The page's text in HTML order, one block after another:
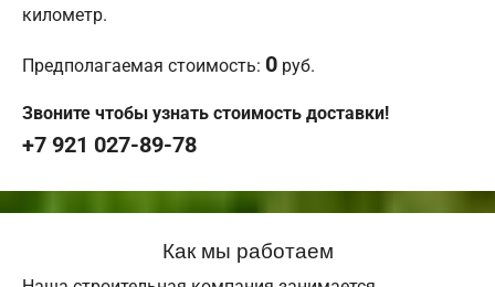
километр.
Предполагаемая стоимость: 0 руб.
Звоните чтобы узнать стоимость доставки!
+7 921 027-89-78
Как мы работаем